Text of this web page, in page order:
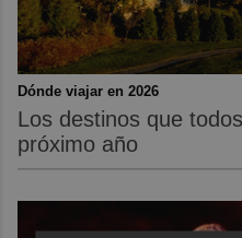
Dónde viajar en 2026
Los destinos que
próximo año